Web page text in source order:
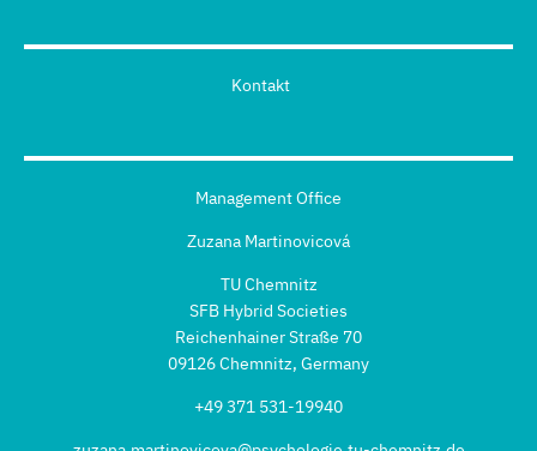
Kontakt
Management Office
Zuzana Martinovicová
TU Chemnitz
SFB Hybrid Societies
Reichenhainer Straße 70
09126 Chemnitz, Germany
+49 371 531-19940